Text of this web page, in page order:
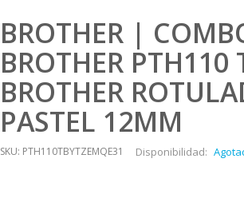
BROTHER |
BROTHER PTH110
BROTHER
PASTEL 12MM
SKU: PTH110TBYTZEMQE31 Disponibilidad: